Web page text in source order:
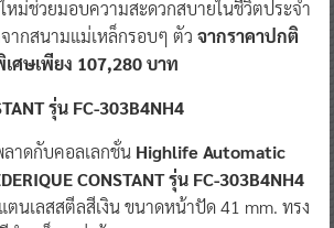
หม่ช่วยมอบความสะดวกสบายในชีวิตประจำ
ากสนามแม่เหล็กรอบๆ ตัว จากราคาปกติ
ศษเพียง 107,280 บาท
รุ่น FC-303B4NH4
าดกับคอลเลกชั่น Highlife Automatic
CONSTANT รุ่น FC-303B4NH4
ตนเลสสตีลสีเงิน ขนาดหน้าปัด 41 mm. ทรง